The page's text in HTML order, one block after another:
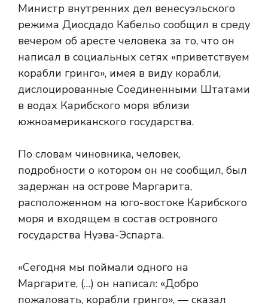
Министр внутренних дел венесуэльского
режима Диосдадо Кабельо сообщил в среду
вечером об аресте человека за то, что он
написал в социальных сетях «приветствуем
корабли гринго», имея в виду корабли,
дислоцированные Соединенными Штатами
в водах Карибского моря вблизи
южноамериканского государства.
По словам чиновника, человек,
подробности о котором он не сообщил, был
задержан на острове Маргарита,
расположенном на юго-востоке Карибского
моря и входящем в состав островного
государства Нуэва-Эспарта.
«Сегодня мы поймали одного на
Маргарите, (…) он написал: «Добро
пожаловать, корабли гринго», — сказал